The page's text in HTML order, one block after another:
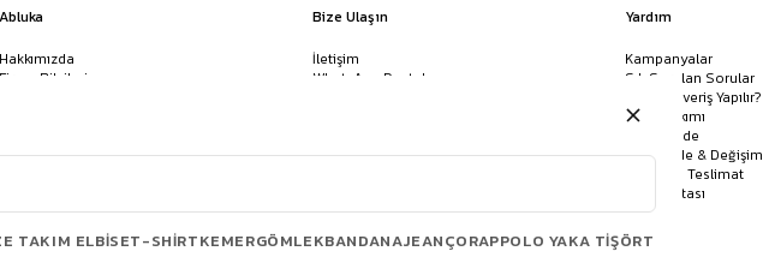
Abluka
Hakkımızda
Firma Bilgileri
Bize Ulaşın
İletişim
WhatsApp Destek
Havale/EFT ve Kapıda Ödeme
Yardım
Kampanyalar
Sık Sorulan Sorular
Nasıl Alışveriş Yapılır?
Giysi Bakımı
İptal & İade
Kolay İade & Değişim
Kargo ve Teslimat
Site Haritası
TAKIM ELBISET-SHIRTKEMERGÖMLEKBANDANAJEANÇORAPPOLO YAKA TIŞÖRT